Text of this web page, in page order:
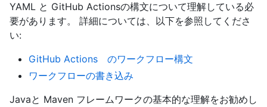
YAML と GitHub Actionsの構文について理解している必
要があります。 詳細については、以下を参照してくださ
い:
GitHub Actions のワークフロー構文
ワークフローの書き込み
Javaと Maven フレームワークの基本的な理解をお勧めし